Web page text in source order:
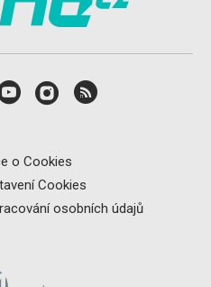
o Cookies
Cookies
osobních údajů